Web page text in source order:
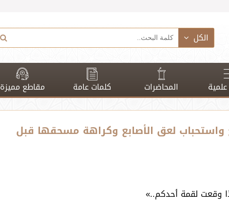
الكل
المحاضرات كلمات عامة مقاطع مميزة
واستحباب لعق الأصابع وكراهة مسحقها قبل
وقعت لقمة أحدكم..»